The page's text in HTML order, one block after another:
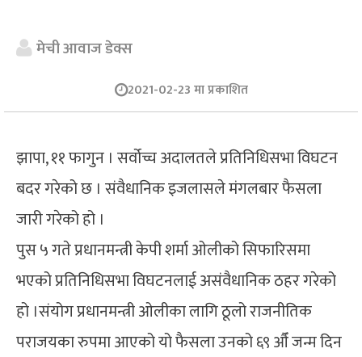
मेची आवाज डेक्स
2021-02-23 मा प्रकाशित
झापा, ११ फागुन । सर्वोच्च अदालतले प्रतिनिधिसभा विघटन
बदर गरेको छ । संवैधानिक इजलासले मंगलबार फैसला
जारी गरेको हो ।
पुस ५ गते प्रधानमन्त्री केपी शर्मा ओलीको सिफारिसमा
भएको प्रतिनिधिसभा विघटनलाई असंवैधानिक ठहर गरेको
हो ।संयोग प्रधानमन्त्री ओलीका लागि ठूलो राजनीतिक
पराजयका रुपमा आएको यो फैसला उनको ६९ औँ जन्म दिन